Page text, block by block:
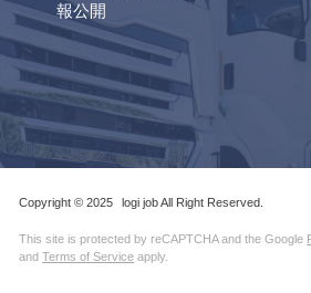
報公開
Copyright © 2025 logi job All Right Reserved.
This site is protected by reCAPTCHA and the Google
andTerms of Service apply.